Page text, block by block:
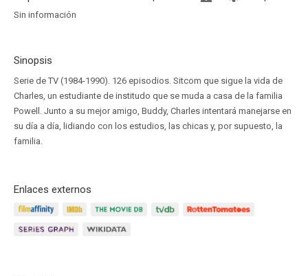
Sin información
Sinopsis
Serie de TV (1984-1990). 126 episodios. Sitcom que sigue la vida de
Charles, un estudiante de institudo que se muda a casa de la familia
Powell. Junto a su mejor amigo, Buddy, Charles intentará manejarse en
su día a día, lidiando con los estudios, las chicas y, por supuesto, la
familia.
Enlaces externos